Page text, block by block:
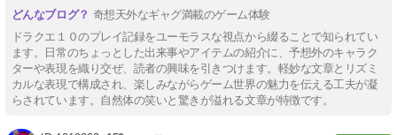
奇想天外なギャグ満載のゲーム体験
ドラクエ１０のプレイ記録をユーモラスな視点から綴ることで知られてい
ます。日常のちょっとした出来事やアイテムの紹介に、予想外のキャラク
ターや表現を織り交ぜ、読者の興味を引きつけます。軽妙な文章とリズミ
カルな表現で構成され、楽しみながらゲーム世界の魅力を伝える工夫が凝
らされています。自然体の笑いと驚きが溢れる文章が特徴です。